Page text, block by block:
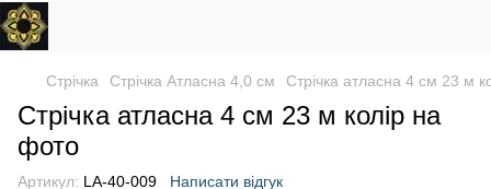
Стрічка Стрічка Атласна 4,0 см Стрічка атласна 4 см 23 м
Стрічка атласна 4 см 23 м колір на
фото
Артикул: LA-40-009 Написати відгук